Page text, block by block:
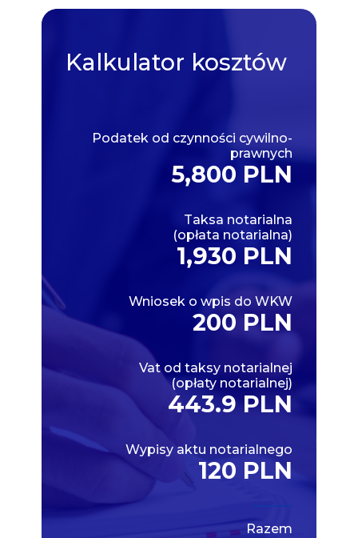
Kalkulator kosztów
Podatek od czynności cywilno-
prawnych
5,800 PLN
Taksa notarialna
(opłata notarialna)
1,930 PLN
Wniosek o wpis do WKW
200 PLN
Vat od taksy notarialnej
(opłaty notarialnej)
443.9 PLN
Wypisy aktu notarialnego
120 PLN
Razem